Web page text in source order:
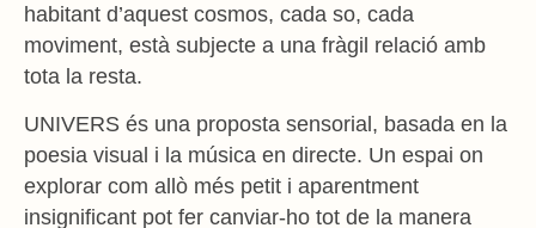
habitant d’aquest cosmos, cada so, cada
moviment, està subjecte a una fràgil relació amb
tota la resta.
UNIVERS és una proposta sensorial, basada en la
poesia visual i la música en directe. Un espai on
explorar com allò més petit i aparentment
insignificant pot fer canviar-ho tot de la manera